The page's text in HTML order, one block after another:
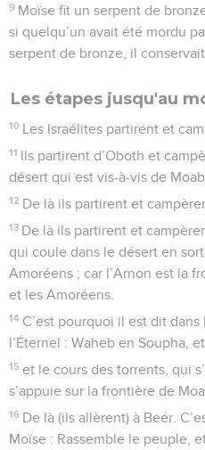
9 Moïse fit un serpent de
si quelqu’un avait été mordu
serpent de bronze, il conservait
Les étapes jusqu'au
10 Les Israélites partirent et
11 Ils partirent d’Oboth et
désert qui est vis-à-vis de
12 De là ils partirent et
13 De là ils partirent et
qui coule dans le désert en
Amoréens ; car l’Arnon est la
et les Amoréens.
14 C’est pourquoi il est dit
l’Éternel : Waheb en Soupha,
15 et le cours des torrents, qui
s’appuie sur la frontière de
16 De là (ils allèrent) à Beér.
Moïse : Rassemble le peuple,